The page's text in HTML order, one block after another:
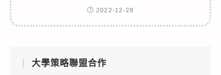
2022-12-28
大學策略聯盟合作